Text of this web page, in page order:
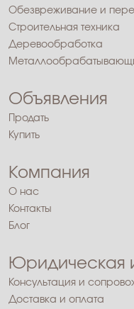
Обезвреживание и
Строительная техника
Деревообработка
Объявления
Продать
Купить
Компания
О нас
Контакты
Блог
Юридическая
Консультация и
Доставка и оплата